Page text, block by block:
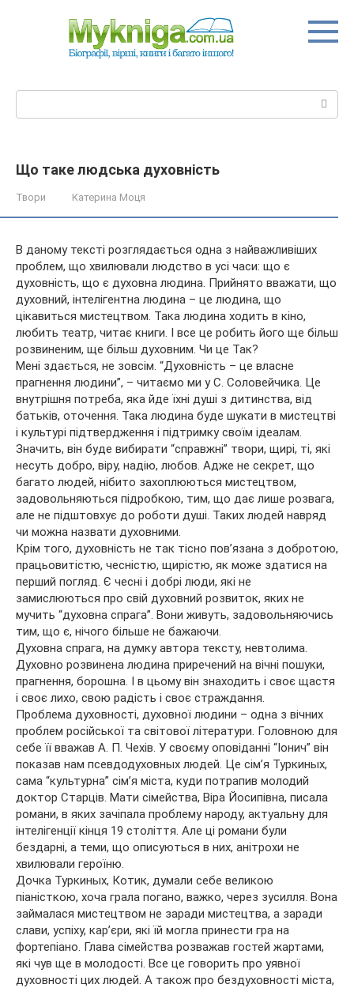
Що таке людська духовність
Твори Катерина Моця
В даному тексті розглядається одна з найважливіших
проблем, що хвилювали людство в усі часи: що є
духовність, що є духовна людина. Прийнято вважати, що
духовний, інтелігентна людина – це людина, що
цікавиться мистецтвом. Така людина ходить в кіно,
любить театр, читає книги. І все це робить його ще більш
розвиненим, ще більш духовним. Чи це Так?
Мені здається, не зовсім. “Духовність – це власне
прагнення людини”, – читаємо ми у С. Соловейчика. Це
внутрішня потреба, яка йде їхні душі з дитинства, від
батьків, оточення. Така людина буде шукати в мистецтві
і культурі підтвердження і підтримку своїм ідеалам.
Значить, він буде вибирати “справжні” твори, щирі, ті, які
несуть добро, віру, надію, любов. Адже не секрет, що
багато людей, нібито захоплюються мистецтвом,
задовольняються підробкою, тим, що дає лише розвага,
але не підштовхує до роботи душі. Таких людей навряд
чи можна назвати духовними.
Крім того, духовність не так тісно пов’язана з добротою,
працьовитістю, чесністю, щирістю, як може здатися на
перший погляд. Є чесні і добрі люди, які не
замислюються про свій духовний розвиток, яких не
мучить “духовна спрага”. Вони живуть, задовольняючись
тим, що є, нічого більше не бажаючи.
Духовна спрага, на думку автора тексту, невтолима.
Духовно розвинена людина приречений на вічні пошуки,
прагнення, борошна. І в цьому він знаходить і своє щастя
і своє лихо, свою радість і своє страждання.
Проблема духовності, духовної людини – одна з вічних
проблем російської та світової літератури. Головною для
себе її вважав А. П. Чехів. У своєму оповіданні “Іонич” він
показав нам псевдодуховных людей. Це сім’я Туркиных,
сама “культурна” сім’я міста, куди потрапив молодий
доктор Старців. Мати сімейства, Віра Йосипівна, писала
романи, в яких зачіпала проблему народу, актуальну для
інтелігенції кінця 19 століття. Але ці романи були
бездарні, а теми, що описуються в них, анітрохи не
хвилювали героїню.
Дочка Туркиных, Котик, думали себе великою
піаністкою, хоча грала погано, важко, через зусилля. Вона
займалася мистецтвом не заради мистецтва, а заради
слави, успіху, кар’єри, які їй могла принести гра на
фортепіано. Глава сімейства розважав гостей жартами,
які чув ще в молодості. Все це говорить про уявної
духовності цих людей. А також про бездуховності міста,